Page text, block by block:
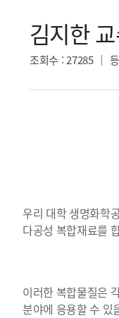
김지한
조회수 : 27285
우리 대학 생명화학
다공성 복합재료를
이러한 복합물질은
분야에 응용할 수 있